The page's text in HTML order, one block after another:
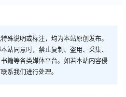
殊说明或标注，均为本站原创发布。
站同意时，禁止复制、盗用、采集、
籍等各类媒体平台。如若本站内容侵
系我们进行处理。